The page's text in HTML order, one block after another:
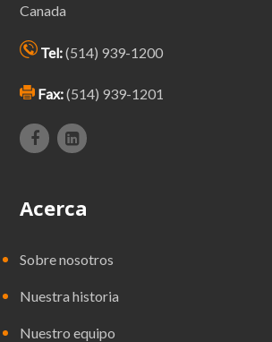
Canada
Tel:(514) 939-1200
Fax:(514) 939-1201
Acerca
Sobre nosotros
Nuestra historia
Nuestro equipo